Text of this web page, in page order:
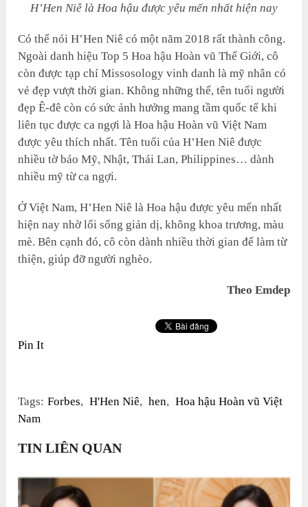
H’Hen Niê là Hoa hậu được yêu mến nhất hiện nay
Có thể nói H’Hen Niê có một năm 2018 rất thành công.
Ngoài danh hiệu Top 5 Hoa hậu Hoàn vũ Thế Giới, cô
còn được tạp chí Missosology vinh danh là mỹ nhân có
vẻ đẹp vượt thời gian. Không những thế, tên tuổi người
đẹp Ê-đê còn có sức ảnh hưởng mang tầm quốc tế khi
liên tục được ca ngợi là Hoa hậu Hoàn vũ Việt Nam
được yêu thích nhất. Tên tuổi của H’Hen Niê được
nhiều tờ báo Mỹ, Nhật, Thái Lan, Philippines… dành
nhiều mỹ từ ca ngợi.
Ở Việt Nam, H’Hen Niê là Hoa hậu được yêu mến nhất
hiện nay nhờ lối sống giản dị, không khoa trương, màu
mè. Bên cạnh đó, cô còn dành nhiều thời gian để làm từ
thiện, giúp đỡ người nghèo.
Theo Emdep
Pin It
Tags: Forbes, H'Hen Niê, hen, Hoa hậu Hoàn vũ Việt
Nam
TIN LIÊN QUAN